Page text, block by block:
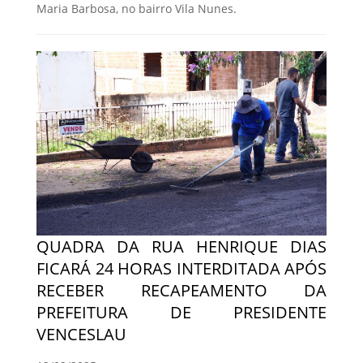
Maria Barbosa, no bairro Vila Nunes.
QUADRA DA RUA HENRIQUE DIAS
FICARÁ 24 HORAS INTERDITADA APÓS
RECEBER RECAPEAMENTO DA
PREFEITURA DE PRESIDENTE
VENCESLAU